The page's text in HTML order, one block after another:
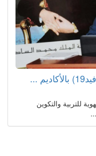
للتربية والتكوين